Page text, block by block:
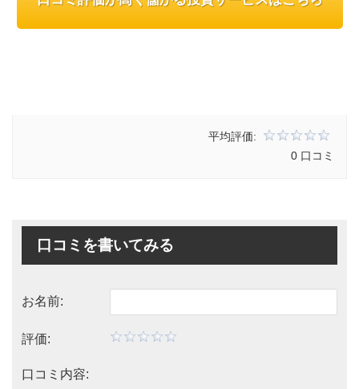
平均評価:
0 口コミ
口コミを書いてみる
お名前:
評価:
口コミ内容: